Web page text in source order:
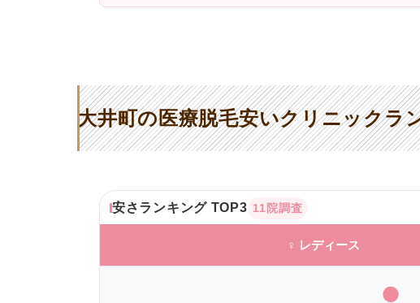
大井町の医療脱毛安いクリニックラ
安さランキング TOP3 11院調査
♀ レディース